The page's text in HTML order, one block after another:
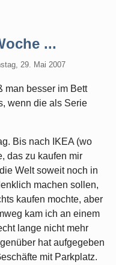
...
29. Mai 2007
man besser im Bett
wenn die als Serie
Bis nach IKEA (wo
das zu kaufen mir
Welt soweit noch in
machen sollen,
kaufen mochte, aber
kam ich an einem
lange nicht mehr
hat aufgegeben
mit Parkplatz.